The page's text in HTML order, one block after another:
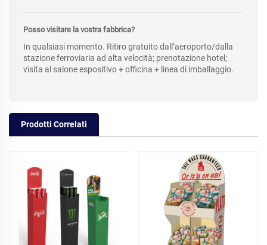
Posso visitare la vostra fabbrica?
In qualsiasi momento. Ritiro gratuito dall’aeroporto/dalla
stazione ferroviaria ad alta velocità; prenotazione hotel;
visita al salone espositivo + officina + linea di imballaggio.
Prodotti Correlati